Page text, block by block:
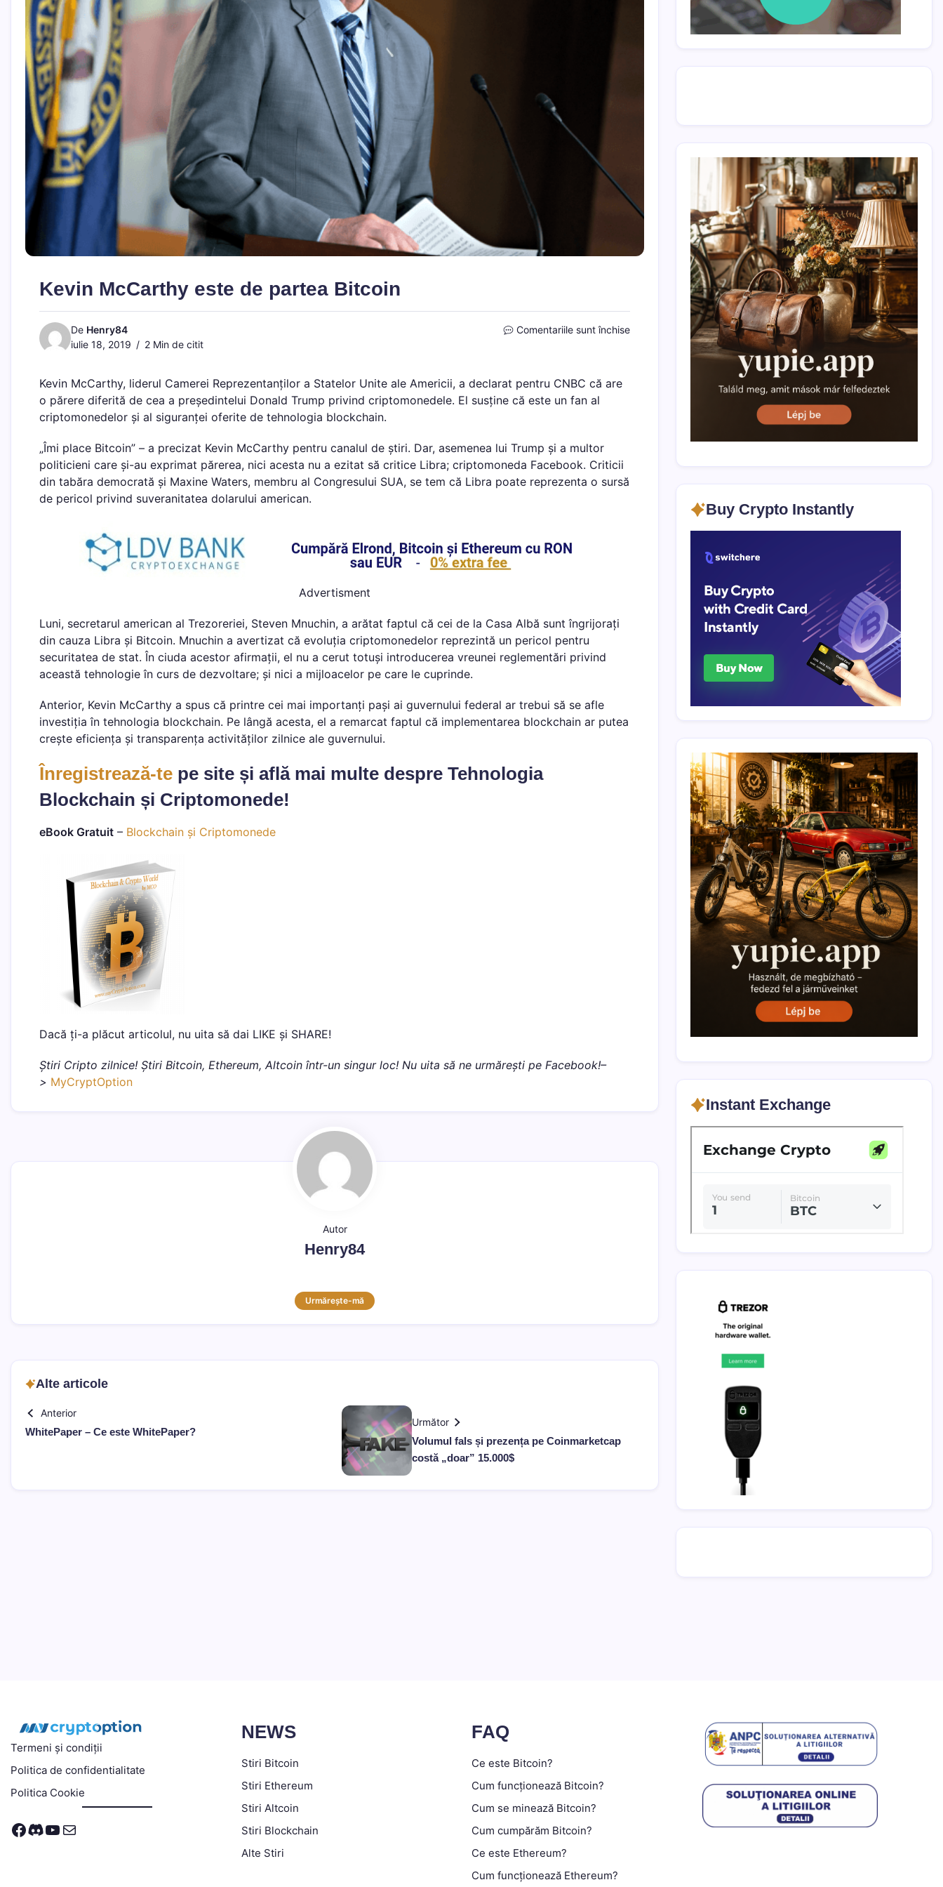
Kevin McCarthy este de partea Bitcoin
De Henry84
iulie 18, 2019
2 Min de citit
Comentariile sunt închisepentru
Kevin McCarthy, liderul Camerei Reprezentanților a Statelor Unite ale Americii, a declarat pentru CNBC că are
o părere diferită de cea a președintelui Donald Trump privind criptomonedele. El susține că este un fan al
criptomonedelor și al siguranței oferite de tehnologia blockchain.
„Îmi place Bitcoin” – a precizat Kevin McCarthy pentru canalul de știri. Dar, asemenea lui Trump și a multor
politicieni care și-au exprimat părerea, nici acesta nu a ezitat să critice Libra; criptomoneda Facebook. Criticii
din tabăra democrată și Maxine Waters, membru al Congresului SUA, se tem că Libra poate reprezenta o sursă
de pericol privind suveranitatea dolarului american.
Advertisment
Luni, secretarul american al Trezoreriei, Steven Mnuchin, a arătat faptul că cei de la Casa Albă sunt îngrijorați
din cauza Libra și Bitcoin. Mnuchin a avertizat că evoluția criptomonedelor reprezintă un pericol pentru
securitatea de stat. În ciuda acestor afirmații, el nu a cerut totuși introducerea vreunei reglementări privind
această tehnologie în curs de dezvoltare; și nici a mijloacelor pe care le cuprinde.
Anterior, Kevin McCarthy a spus că printre cei mai importanți pași ai guvernului federal ar trebui să se afle
investiția în tehnologia blockchain. Pe lângă acesta, el a remarcat faptul că implementarea blockchain ar putea
crește eficiența și transparența activităților zilnice ale guvernului.
Înregistrează-te pe site și află mai multe despre Tehnologia
Blockchain și Criptomonede!
eBook Gratuit – Blockchain și Criptomonede
Dacă ți-a plăcut articolul, nu uita să dai LIKE și SHARE!
Știri Cripto zilnice! Știri Bitcoin, Ethereum, Altcoin într-un singur loc! Nu uita să ne urmărești pe Facebook!–
> MyCryptOption
Autor
Henry84
Urmărește-mă
Alte articole
Anterior
WhitePaper – Ce este WhitePaper?
Următor
Volumul fals și prezența pe Coinmarketcap
costă „doar” 15.000$
Buy Crypto Instantly
Instant Exchange
Termeni și condiții
Politica de confidentialitate
Politica Cookie
Facebook
Discord
YouTube
Mail
NEWS
Stiri Bitcoin
Stiri Ethereum
Stiri Altcoin
Stiri Blockchain
Alte Stiri
FAQ
Ce este Bitcoin?
Cum funcționează Bitcoin?
Cum se minează Bitcoin?
Cum cumpărăm Bitcoin?
Ce este Ethereum?
Cum funcționează Ethereum?